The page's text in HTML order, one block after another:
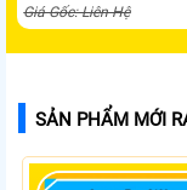
Giá Gốc: Liên Hệ
SẢN PHẨM MỚI